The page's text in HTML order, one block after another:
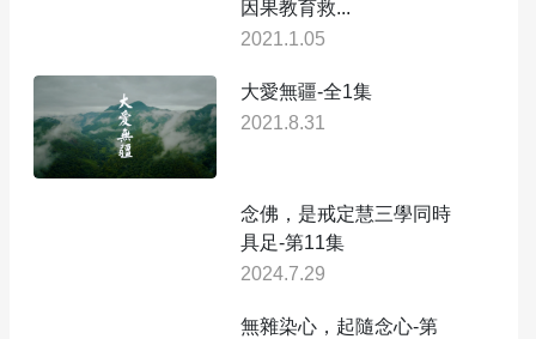
因果教育救...
2021.1.05
大愛無疆-全1集
2021.8.31
念佛，是戒定慧三學同時
具足-第11集
2024.7.29
無雜染心，起隨念心-第